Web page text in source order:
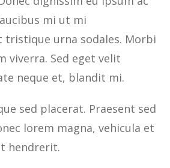
mi ut mi
tristique urna sodales. Morbi
viverra. Sed eget velit
neque et, blandit mi.
sed placerat. Praesent sed
lorem magna, vehicula et
hendrerit.